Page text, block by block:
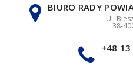
BIURO RADY
Ul.
38-
+48